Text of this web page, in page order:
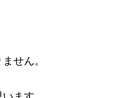
せん。